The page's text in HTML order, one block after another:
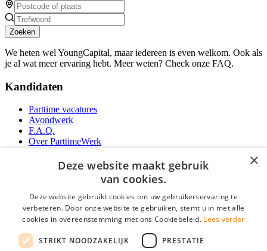
Zoeken
We heten wel YoungCapital, maar iedereen is even welkom. Ook als
je al wat meer ervaring hebt. Meer weten? Check onze FAQ.
Kandidaten
Parttime vacatures
Avondwerk
F.A.Q.
Over ParttimeWerk
YoungCapital Android App
Parttime personeel
Vacature aanmelden
Partners
×
Deze website maakt gebruik
van cookies.
Deze website gebruikt cookies om uw gebruikerservaring te
verbeteren. Door onze website te gebruiken, stemt u in met alle
cookies in overeenstemming met ons Cookiebeleid. Lees verder
STRIKT NOODZAKELIJK PRESTATIE